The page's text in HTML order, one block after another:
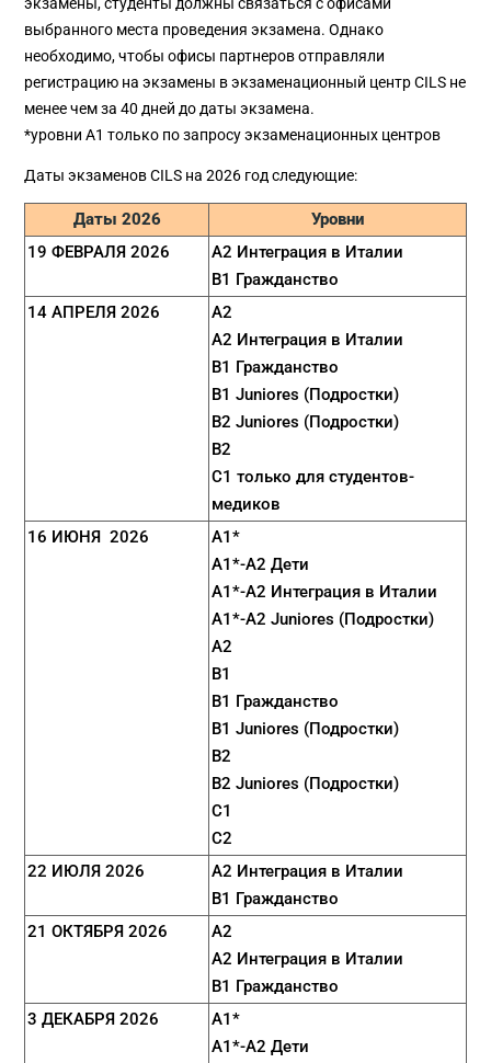
выбранного места проведения экзамена. Однако
необходимо, чтобы офисы партнеров отправляли
регистрацию на экзамены в экзаменационный центр CILS не
менее чем за 40 дней до даты экзамена.
*уровни А1 только по запросу экзаменационных центров
Даты экзаменов CILS на 2026 год следующие:
Даты 2026
Уровни
19 ФЕВРАЛЯ 2026
A2 Интеграция в Италии
B1 Гражданство
14 АПРЕЛЯ 2026
A2
A2 Интеграция в Италии
B1 Гражданство
B1 Juniores (Подростки)
B2 Juniores (Подростки)
B2
C1 только для студентов-
медиков
16 ИЮНЯ 2026
A1*
A1*-A2 Дети
A1*-A2 Интеграция в Италии
A1*-A2 Juniores (Подростки)
A2
B1
B1 Гражданство
B1 Juniores (Подростки)
B2
B2 Juniores (Подростки)
C1
C2
22 ИЮЛЯ 2026
A2 Интеграция в Италии
B1 Гражданство
21 ОКТЯБРЯ 2026
A2
A2 Интеграция в Италии
B1 Гражданство
3 ДЕКАБРЯ 2026
A1*
A1*-A2 Дети